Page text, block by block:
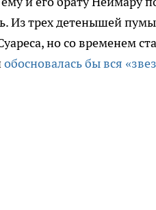
Из трех детенышей
но со временем
обосновалась бы вся